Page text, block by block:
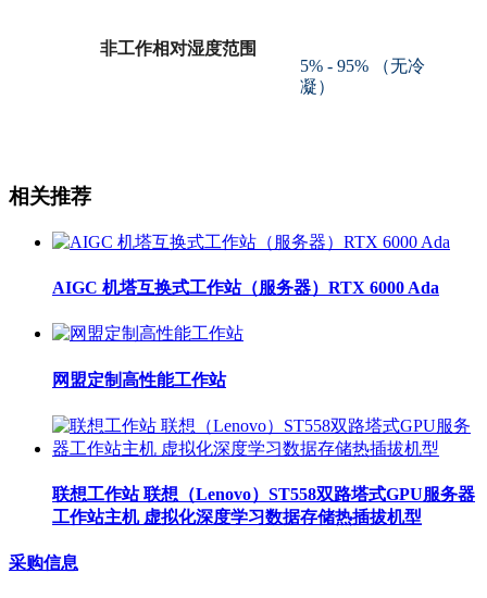
非工作相对湿度范围
5% - 95% （无冷
凝）
相关推荐
AIGC 机塔互换式工作站（服务器）RTX 6000 Ada
网盟定制高性能工作站
联想工作站 联想（Lenovo）ST558双路塔式GPU服务器
工作站主机 虚拟化深度学习数据存储热插拔机型
采购信息